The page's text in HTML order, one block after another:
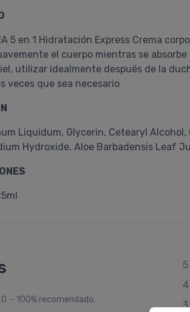
5 en 1 Hidratación Express Crema
el cuerpo mientras se absorbe
utilizar idealmente después de la
veces que sea necesario
Liquidum, Glycerin, Cetearyl
Hydroxide, Aloe Barbadensis Leaf
- 100% recomendado.
5
4
3